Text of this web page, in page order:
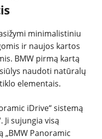
minimalistiniu
ir naujos kartos
BMW pirmą kartą
naudoti natūralų
elementais.
iDrive“ sistemą
Ji sujungia visą
Panoramic